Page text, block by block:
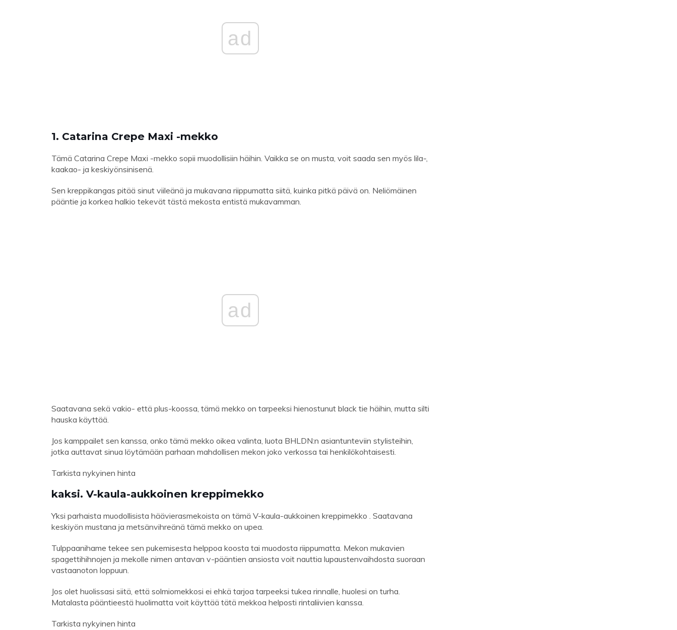
ad
1. Catarina Crepe Maxi -mekko
Tämä Catarina Crepe Maxi -mekko sopii muodollisiin häihin. Vaikka se on musta, voit saada sen myös lila-,
kaakao- ja keskiyönsinisenä.
Sen kreppikangas pitää sinut viileänä ja mukavana riippumatta siitä, kuinka pitkä päivä on. Neliömäinen
pääntie ja korkea halkio tekevät tästä mekosta entistä mukavamman.
ad
Saatavana sekä vakio- että plus-koossa, tämä mekko on tarpeeksi hienostunut black tie häihin, mutta silti
hauska käyttää.
Jos kamppailet sen kanssa, onko tämä mekko oikea valinta, luota BHLDN:n asiantunteviin stylisteihin,
jotka auttavat sinua löytämään parhaan mahdollisen mekon joko verkossa tai henkilökohtaisesti.
Tarkista nykyinen hinta
kaksi. V-kaula-aukkoinen kreppimekko
Yksi parhaista muodollisista häävierasmekoista on tämä V-kaula-aukkoinen kreppimekko . Saatavana
keskiyön mustana ja metsänvihreänä tämä mekko on upea.
Tulppaanihame tekee sen pukemisesta helppoa koosta tai muodosta riippumatta. Mekon mukavien
spagettihihnojen ja mekolle nimen antavan v-pääntien ansiosta voit nauttia lupaustenvaihdosta suoraan
vastaanoton loppuun.
Jos olet huolissasi siitä, että solmiomekkosi ei ehkä tarjoa tarpeeksi tukea rinnalle, huolesi on turha.
Matalasta pääntieestä huolimatta voit käyttää tätä mekkoa helposti rintaliivien kanssa.
Tarkista nykyinen hinta